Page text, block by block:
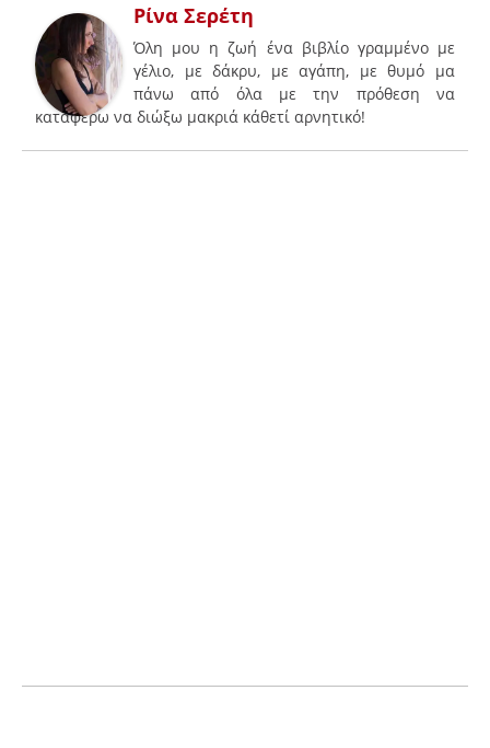
Ρίνα Σερέτη
Όλη μου η ζωή ένα βιβλίο γραμμένο με
γέλιο, με δάκρυ, με αγάπη, με θυμό μα
πάνω από όλα με την πρόθεση να
καταφέρω να διώξω μακριά κάθετί αρνητικό!